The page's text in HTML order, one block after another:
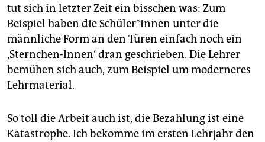
tut sich in letzter Zeit ein bisschen was: Zum
Beispiel haben die Schü­le­r*in­nen unter die
männliche Form an den Türen einfach noch ein
‚Sternchen-Innen‘ dran geschrieben. Die Lehrer
bemühen sich auch, zum Beispiel um moderneres
Lehrmaterial.
So toll die Arbeit auch ist, die Bezahlung ist eine
Katastrophe. Ich bekomme im ersten Lehrjahr den